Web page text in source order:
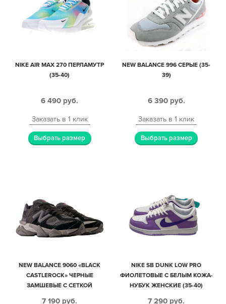
NIKE AIR MAX 270 ПЕРЛАМУТР
(35-40)
6 490 руб.
Заказать в 1 клик
Выбрать размер
NEW BALANCE 996 СЕРЫЕ (35-
39)
6 390 руб.
Заказать в 1 клик
Выбрать размер
NEW BALANCE 9060 «BLACK
CASTLEROCK» ЧЕРНЫЕ
ЗАМШЕВЫЕ С СЕТКОЙ
7 190 руб.
NIKE SB DUNK LOW PRO
ФИОЛЕТОВЫЕ С БЕЛЫМ КОЖА-
НУБУК ЖЕНСКИЕ (35-40)
7 290 руб.